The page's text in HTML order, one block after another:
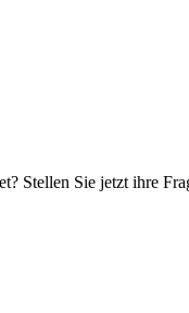
Stellen Sie jetzt ihre